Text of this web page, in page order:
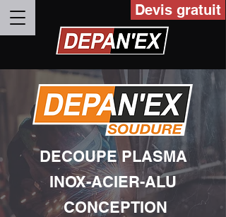
Devis gratuit
DECOUPE PLASMA
INOX-ACIER-ALU
CONCEPTION